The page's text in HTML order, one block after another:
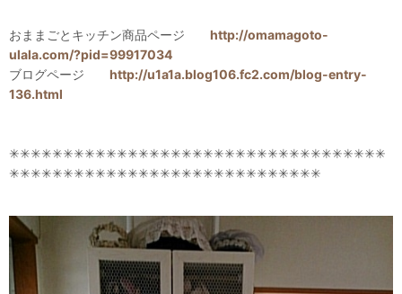
おままごとキッチン商品ページ http://omamagoto-
ulala.com/?pid=99917034
ブログページ http://u1a1a.blog106.fc2.com/blog-entry-
136.html
✳✳✳✳✳✳✳✳✳✳✳✳✳✳✳✳✳✳✳✳✳✳✳✳✳✳✳✳✳✳✳✳✳✳✳
✳✳✳✳✳✳✳✳✳✳✳✳✳✳✳✳✳✳✳✳✳✳✳✳✳✳✳✳✳